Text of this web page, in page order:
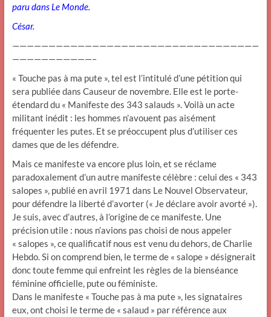
paru dans Le Monde.
César.
——————————————————————————————————
———————————–
« Touche pas à ma pute », tel est l’intitulé d’une pétition qui
sera publiée dans Causeur de novembre. Elle est le porte-
étendard du « Manifeste des 343 salauds ». Voilà un acte
militant inédit : les hommes n’avouent pas aisément
fréquenter les putes. Et se préoccupent plus d’utiliser ces
dames que de les défendre.
Mais ce manifeste va encore plus loin, et se réclame
paradoxalement d’un autre manifeste célèbre : celui des « 343
salopes », publié en avril 1971 dans Le Nouvel Observateur,
pour défendre la liberté d’avorter (« Je déclare avoir avorté »).
Je suis, avec d’autres, à l’origine de ce manifeste. Une
précision utile : nous n’avions pas choisi de nous appeler
« salopes », ce qualificatif nous est venu du dehors, de Charlie
Hebdo. Si on comprend bien, le terme de « salope » désignerait
donc toute femme qui enfreint les règles de la bienséance
féminine officielle, pute ou féministe.
Dans le manifeste « Touche pas à ma pute », les signataires
eux, ont choisi le terme de « salaud » par référence aux